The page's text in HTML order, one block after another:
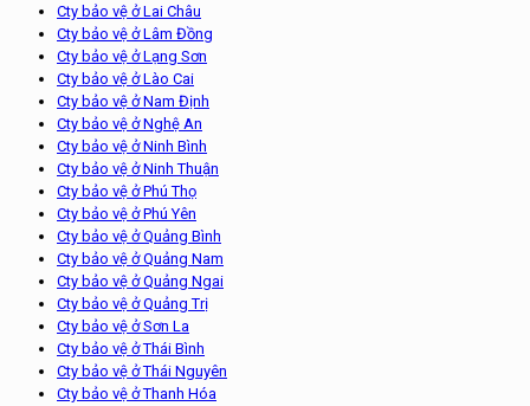
Cty bảo vệ ở Lai Châu
Cty bảo vệ ở Lâm Đồng
Cty bảo vệ ở Lạng Sơn
Cty bảo vệ ở Lào Cai
Cty bảo vệ ở Nam Định
Cty bảo vệ ở Nghệ An
Cty bảo vệ ở Ninh Bình
Cty bảo vệ ở Ninh Thuận
Cty bảo vệ ở Phú Thọ
Cty bảo vệ ở Phú Yên
Cty bảo vệ ở Quảng Bình
Cty bảo vệ ở Quảng Nam
Cty bảo vệ ở Quảng Ngai
Cty bảo vệ ở Quảng Trị
Cty bảo vệ ở Sơn La
Cty bảo vệ ở Thái Bình
Cty bảo vệ ở Thái Nguyên
Cty bảo vệ ở Thanh Hóa